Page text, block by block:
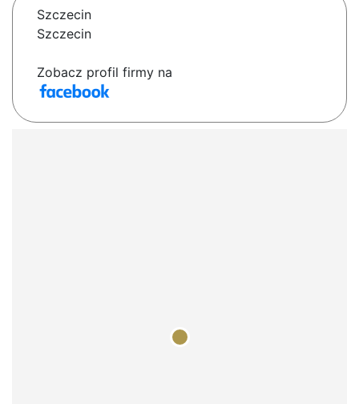
Szczecin
Szczecin
Zobacz profil firmy na